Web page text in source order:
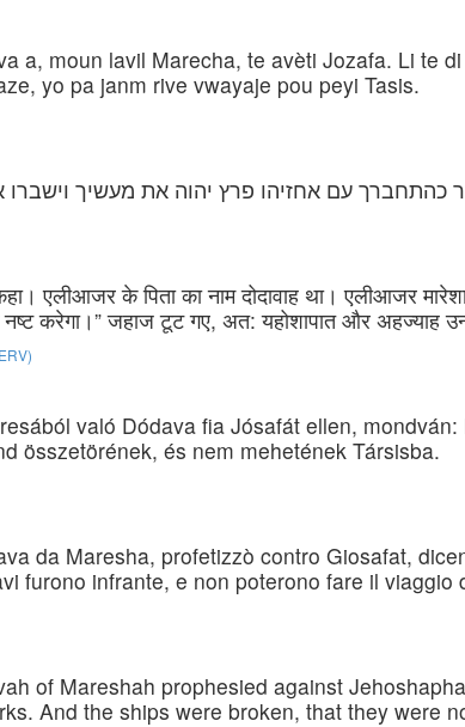
a, moun lavil Marecha, te avèti Jozafa. Li te
yo pa janm rive vwayaje pou peyi Tasis.
עם אחזיהו פרץ יהוה את מעשיך וישברו
एलीआजर के पिता का नाम दोदावाह था। एलीआजर
नष्ट करेगा।” जहाज टूट गए, अत: यहोशापात और अहज्याह
való Dódava fia Jósafát ellen,
összetörének, és nem mehetének Társisba.
da Maresha, profetizzò contro Giosafat,
furono infrante, e non poterono fare il viaggio
of Mareshah prophesied against
And the ships were broken, that they were